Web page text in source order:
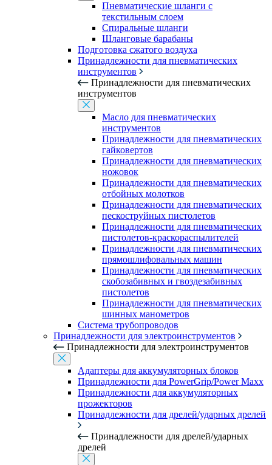
Пневматические шланги с
текстильным слоем
Спиральные шланги
Шланговые барабаны
Подготовка сжатого воздуха
Принадлежности для пневматических
инструментов
Принадлежности для пневматических
инструментов
Масло для пневматических
инструментов
Принадлежности для пневматических
гайковертов
Принадлежности для пневматических
ножовок
Принадлежности для пневматических
отбойных молотков
Принадлежности для пневматических
пескоструйных пистолетов
Принадлежности для пневматических
пистолетов-краскораспылителей
Принадлежности для пневматических
прямошлифовальных машин
Принадлежности для пневматических
скобозабивных и гвоздезабивных
пистолетов
Принадлежности для пневматических
шинных манометров
Система трубопроводов
Принадлежности для электроинструментов
Принадлежности для электроинструментов
Адаптеры для аккумуляторных блоков
Принадлежности для PowerGrip/Power Maxx
Принадлежности для аккумуляторных
прожекторов
Принадлежности для дрелей/ударных дрелей
Принадлежности для дрелей/ударных
дрелей